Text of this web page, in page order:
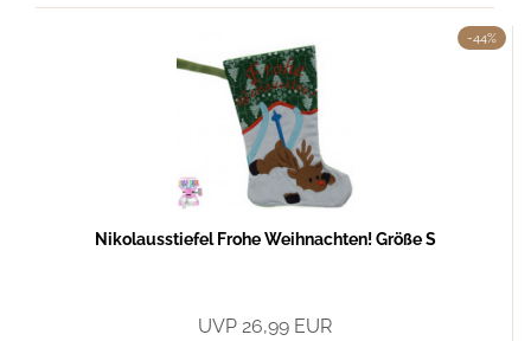
-44%
Nikolausstiefel Frohe Weihnachten! Größe S
UVP 26,99 EUR